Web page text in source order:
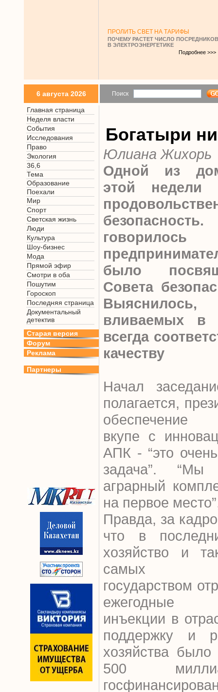
ПРОЛИТЬ СВЕТ НА ТАРИФЫ
ПОЧЕМУ РАСТЕТ ЧИСЛО ПОСРЕДНИКОВ
В ЭЛЕКТРОЭНЕРГЕТИКЕ
Подробнее >>>
6 августа 2026 Поиск
Главная страница
Неделя власти
События
Исследования
Право
Экология
36,6
Тема
Образование
Поехали
Мир
Спорт
Светская жизнь
Люди
Культура
Шоу-бизнес
Мода
Прямой эфир
Смотри в оба
Пошутим
Гороскоп
Последняя страница
Документальный
детектив
Старая версия
Форум
Реклама
Партнеры
Богатыри
Юлиана Жихорь
Одной из
этой недели
было
Совета
Выяснилось,
вливаемых в
всегда
качеству
Начал
полагается,
обеспечение
вкупе с
АПК - “это
задача”. “Мы
аграрный
на первое
Правда, за
что в
хозяйство и
самых
государством
ежегодные
инъекции в
поддержку и
хозяйства
500